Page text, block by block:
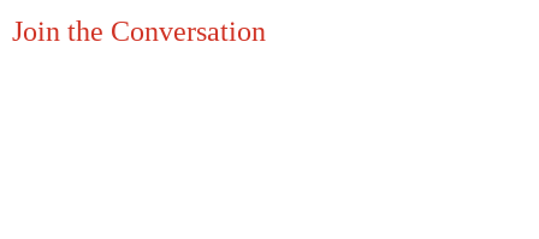
Join the Conversation